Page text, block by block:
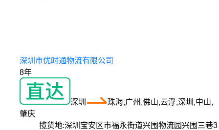
深圳市优时通物流有限公司
8年
深圳
珠海,广州,佛山,云浮,深圳,中山,
肇庆
揽货地:深圳宝安区市福永街道兴围物流园兴围三巷3